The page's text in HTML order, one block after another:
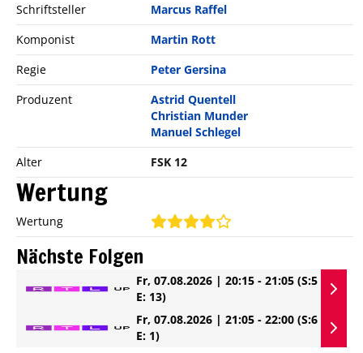
Schriftsteller
Marcus Raffel
Komponist
Martin Rott
Regie
Peter Gersina
Produzent
Astrid Quentell
Christian Munder
Manuel Schlegel
Alter
FSK 12
Wertung
Wertung
Nächste Folgen
Fr, 07.08.2026 | 20:15 - 21:05 (S:5
E: 13)
Fr, 07.08.2026 | 21:05 - 22:00 (S:6
E: 1)